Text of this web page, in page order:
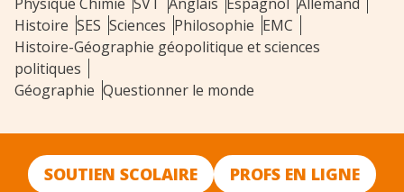
Histoire SES Sciences Philosophie EMC
Histoire-Géographie géopolitique et sciences
politiques
Géographie Questionner le monde
SOUTIEN SCOLAIRE PROFS EN LIGNE